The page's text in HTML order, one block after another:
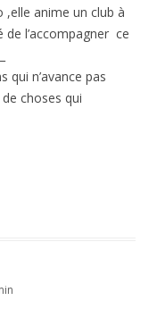
,elle anime un club à
de l’accompagner ce
qui n’avance pas
de choses qui